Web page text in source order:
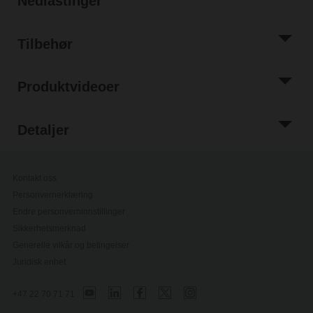
Tilbehør
Produktvideoer
Detaljer